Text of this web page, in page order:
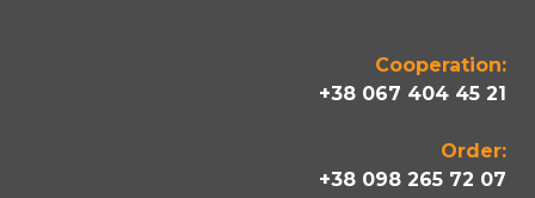
Cooperation:
+38 067 404 45 21
Order:
+38 098 265 72 07